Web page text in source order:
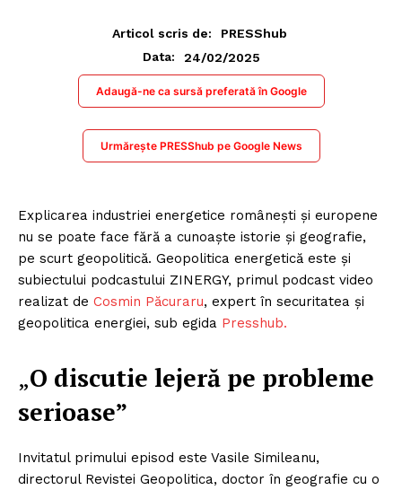
Articol scris de:
PRESShub
Data:
24/02/2025
Adaugă-ne ca sursă preferată în Google
Urmărește PRESShub pe Google News
Explicarea industriei energetice românești și europene
nu se poate face fără a cunoaște istorie și geografie,
pe scurt geopolitică. Geopolitica energetică este și
subiectului podcastului ZINERGY, primul podcast video
realizat de Cosmin Păcuraru, expert în securitatea și
geopolitica energiei, sub egida Presshub.
„O discutie lejeră pe probleme
serioase”
Invitatul primului episod este Vasile Simileanu,
directorul Revistei Geopolitica, doctor în geografie cu o